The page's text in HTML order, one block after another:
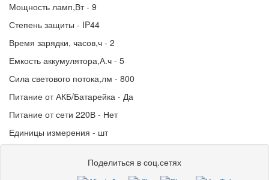
Мощность ламп,Вт - 9
Степень защиты - IP44
Время зарядки, часов,ч - 2
Емкость аккумулятора,А.ч - 5
Сила светового потока,лм - 800
Питание от АКБ/Батарейка - Да
Питание от сети 220В - Нет
Единицы измерения - шт
Поделиться в соц.сетях